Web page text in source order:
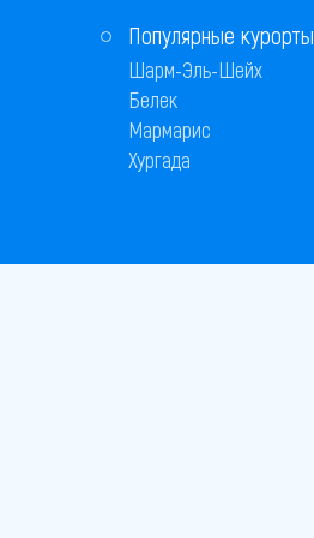
Популярные курорты
Шарм-Эль-Шейх
Белек
Мармарис
Хургада